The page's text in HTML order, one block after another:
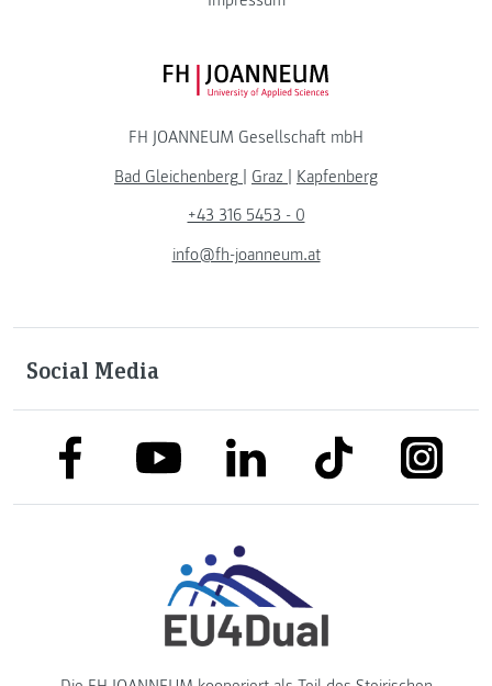
FH JOANNEUM Logo
FH JOANNEUM Gesellschaft mbH
Bad Gleichenberg | Graz | Kapfenberg
+43 316 5453 - 0
info@fh-joanneum.at
Social Media
link to facebooklink to youtubelink to linkedinlink to tiktok link to